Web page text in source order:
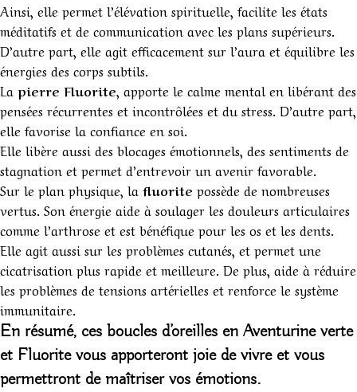
Ainsi, elle permet l’élévation spirituelle, facilite les états
méditatifs et de communication avec les plans supérieurs.
D’autre part, elle agit efficacement sur l’aura et équilibre les
énergies des corps subtils.
La pierre Fluorite, apporte le calme mental en libérant des
pensées récurrentes et incontrôlées et du stress. D’autre part,
elle favorise la confiance en soi.
Elle libère aussi des blocages émotionnels, des sentiments de
stagnation et permet d’entrevoir un avenir favorable.
Sur le plan physique, la fluorite possède de nombreuses
vertus. Son énergie aide à soulager les douleurs articulaires
comme l’arthrose et est bénéfique pour les os et les dents.
Elle agit aussi sur les problèmes cutanés, et permet une
cicatrisation plus rapide et meilleure. De plus, aide à réduire
les problèmes de tensions artérielles et renforce le système
immunitaire.
En résumé, ces boucles d’oreilles en Aventurine verte
et Fluoritevous apporteront joie de vivre et vous
permettront de maîtriser vos émotions.